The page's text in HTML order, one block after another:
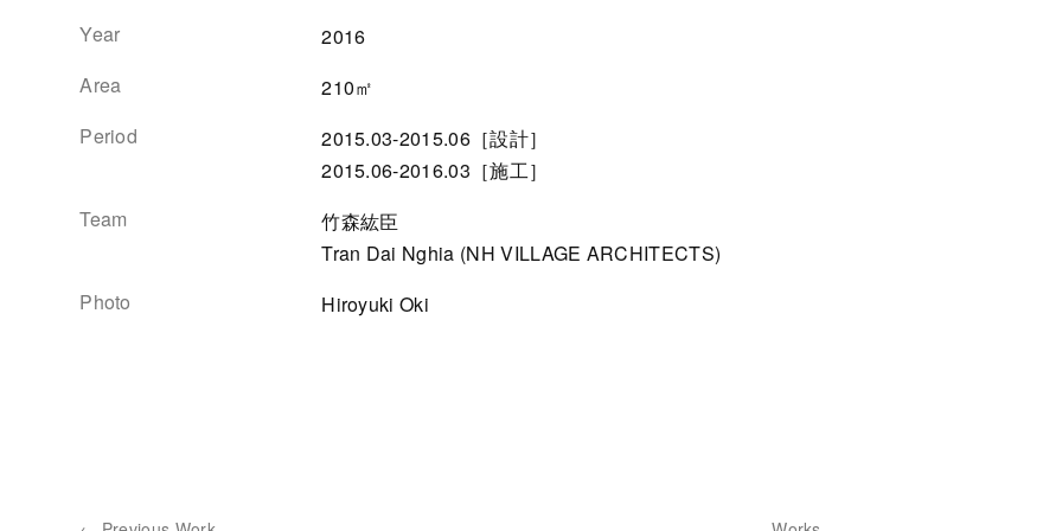
Year
2016
Area
210㎡
Period
2015.03-2015.06［設計］
2015.06-2016.03［施工］
Team
竹森紘臣
Tran Dai Nghia (NH VILLAGE ARCHITECTS)
Photo
Hiroyuki Oki